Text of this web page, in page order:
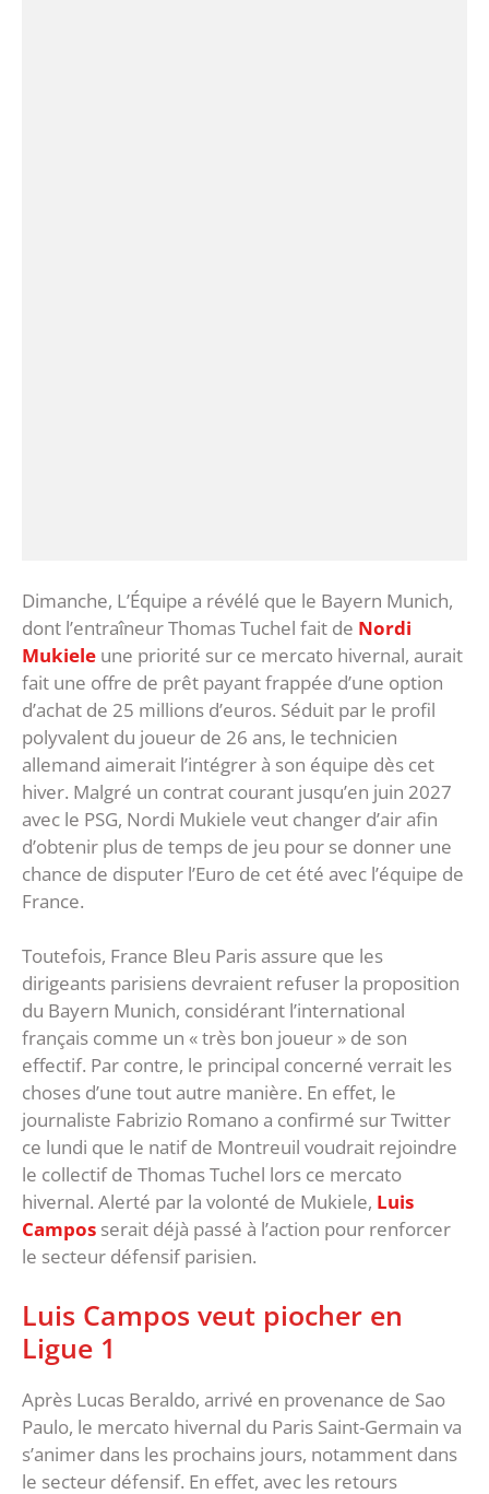
Dimanche, L’Équipe a révélé que le Bayern Munich,
dont l’entraîneur Thomas Tuchel fait de Nordi
Mukiele une priorité sur ce mercato hivernal, aurait
fait une offre de prêt payant frappée d’une option
d’achat de 25 millions d’euros. Séduit par le profil
polyvalent du joueur de 26 ans, le technicien
allemand aimerait l’intégrer à son équipe dès cet
hiver. Malgré un contrat courant jusqu’en juin 2027
avec le PSG, Nordi Mukiele veut changer d’air afin
d’obtenir plus de temps de jeu pour se donner une
chance de disputer l’Euro de cet été avec l’équipe de
France.
Toutefois, France Bleu Paris assure que les
dirigeants parisiens devraient refuser la proposition
du Bayern Munich, considérant l’international
français comme un « très bon joueur » de son
effectif. Par contre, le principal concerné verrait les
choses d’une tout autre manière. En effet, le
journaliste Fabrizio Romano a confirmé sur Twitter
ce lundi que le natif de Montreuil voudrait rejoindre
le collectif de Thomas Tuchel lors ce mercato
hivernal. Alerté par la volonté de Mukiele, Luis
Campos serait déjà passé à l’action pour renforcer
le secteur défensif parisien.
Luis Campos veut piocher en
Ligue 1
Après Lucas Beraldo, arrivé en provenance de Sao
Paulo, le mercato hivernal du Paris Saint-Germain va
s’animer dans les prochains jours, notamment dans
le secteur défensif. En effet, avec les retours